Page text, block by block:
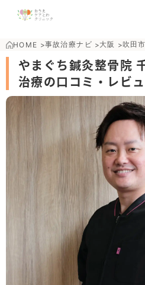
HOME >事故治療ナビ >大阪 >吹田市
やまぐち鍼灸整骨院
治療の口コミ・レビ